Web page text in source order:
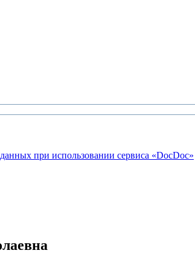
при использовании сервиса «DocDoc»